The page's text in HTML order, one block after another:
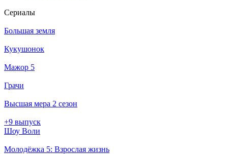
Се­риа­лы
Большая земля
Кукушонок
Мажор 5
Грачи
Высшая мера 2 сезон
+9 выпуск
Шоу Воли
Молодёжка 5: Взрослая жизнь